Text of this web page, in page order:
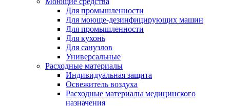
Для промышленности
Для моюще-дезинфицирующих машин
Для промышленности
Для кухонь
Для санузлов
Универсальные
Расходные материалы
Индивидуальная защита
Освежитель воздуха
Расходные материалы медицинского
назначения